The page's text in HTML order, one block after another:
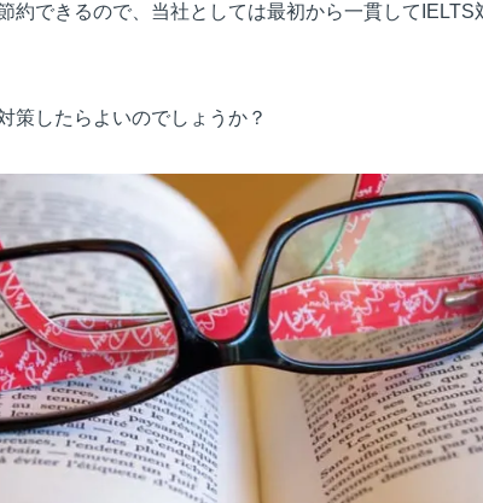
約できるので、当社としては最初から一貫してIELTS
策したらよいのでしょうか？